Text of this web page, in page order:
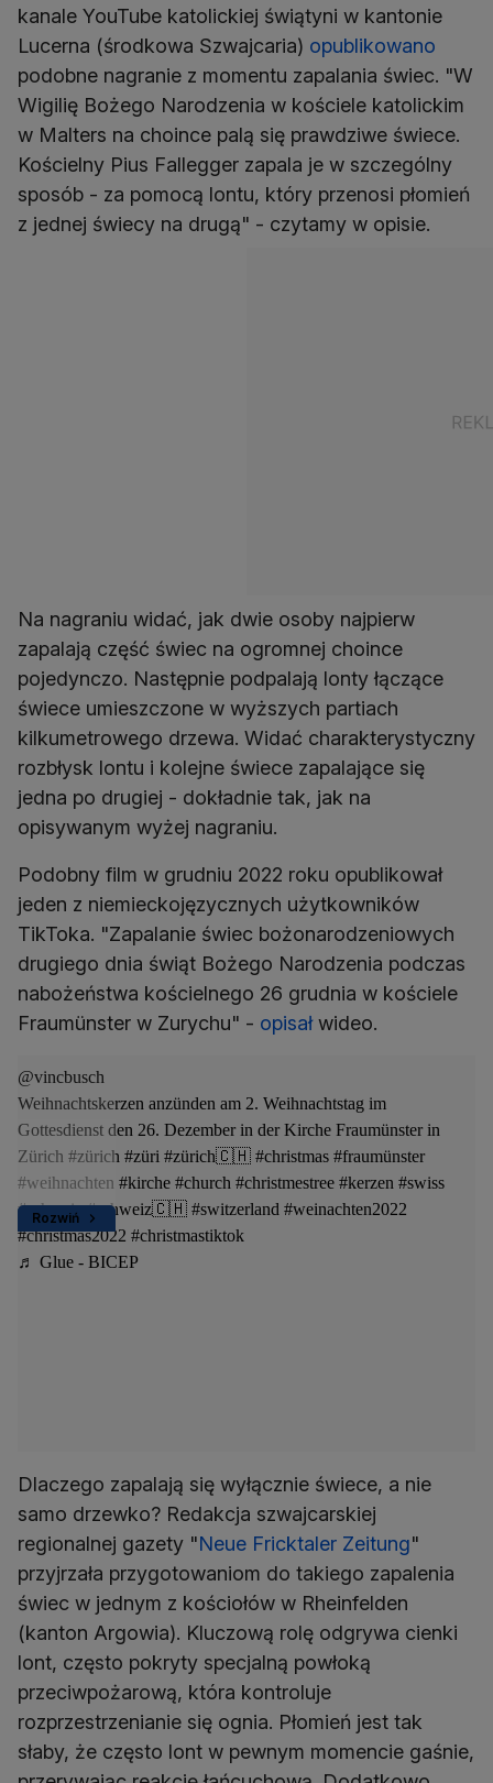
kanale YouTube katolickiej świątyni w kantonie
Lucerna (środkowa Szwajcaria) opublikowano
podobne nagranie z momentu zapalania świec. "W
Wigilię Bożego Narodzenia w kościele katolickim
w Malters na choince palą się prawdziwe świece.
Kościelny Pius Fallegger zapala je w szczególny
sposób - za pomocą lontu, który przenosi płomień
z jednej świecy na drugą" - czytamy w opisie.
Na nagraniu widać, jak dwie osoby najpierw
zapalają część świec na ogromnej choince
pojedynczo. Następnie podpalają lonty łączące
świece umieszczone w wyższych partiach
kilkumetrowego drzewa. Widać charakterystyczny
rozbłysk lontu i kolejne świece zapalające się
jedna po drugiej - dokładnie tak, jak na
opisywanym wyżej nagraniu.
Podobny film w grudniu 2022 roku opublikował
jeden z niemieckojęzycznych użytkowników
TikToka. "Zapalanie świec bożonarodzeniowych
drugiego dnia świąt Bożego Narodzenia podczas
nabożeństwa kościelnego 26 grudnia w kościele
Fraumünster w Zurychu" - opisałwideo.
Rozwiń
@vincbusch
Weihnachtskerzen anzünden am 2. Weihnachtstag im
Gottesdienst den 26. Dezember in der Kirche Fraumünster in
Zürich #zürich #züri #zürich🇨🇭 #christmas #fraumünster
#weihnachten #kirche #church #christmestree #kerzen #swiss
#schweiz #schweiz🇨🇭 #switzerland #weinachten2022
#christmas2022 #christmastiktok
♬ Glue - BICEP
Dlaczego zapalają się wyłącznie świece, a nie
samo drzewko? Redakcja szwajcarskiej
regionalnej gazety "Neue Fricktaler Zeitung"
przyjrzała przygotowaniom do takiego zapalenia
świec w jednym z kościołów w Rheinfelden
(kanton Argowia). Kluczową rolę odgrywa cienki
lont, często pokryty specjalną powłoką
przeciwpożarową, która kontroluje
rozprzestrzenianie się ognia. Płomień jest tak
słaby, że często lont w pewnym momencie gaśnie,